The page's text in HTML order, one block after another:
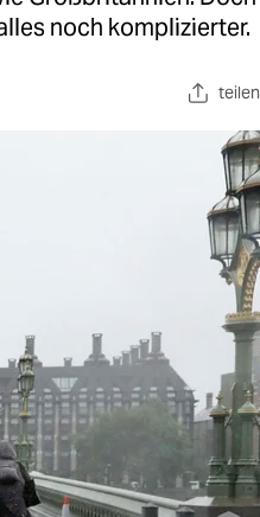
noch komplizierter.
teilen